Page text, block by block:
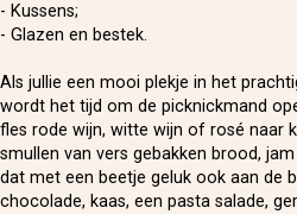
- Kussens;
- Glazen en bestek.
Als jullie een mooi plekje in het
wordt het tijd om de picknickmand
fles rode wijn, witte wijn of rosé naar
smullen van vers gebakken brood,
dat met een beetje geluk ook aan de
chocolade, kaas, een pasta salade,